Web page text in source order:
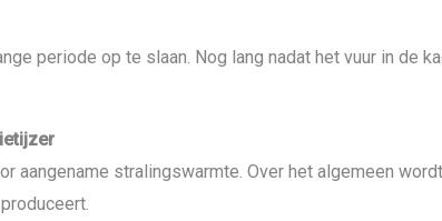
periode op te slaan. Nog lang nadat het vuur in de
aangename stralingswarmte. Over het algemeen